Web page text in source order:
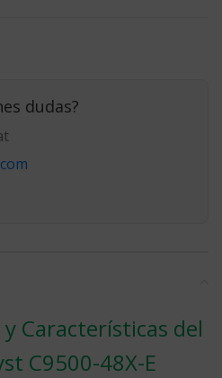
dudas?
Características del
C9500-48X-E